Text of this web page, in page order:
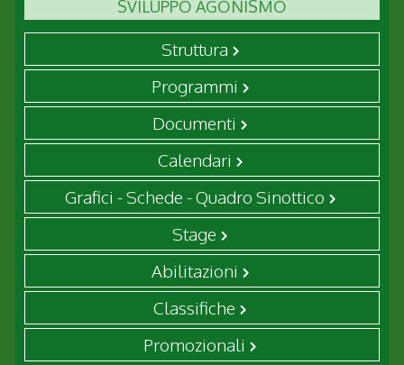
SVILUPPO AGONISMO
Struttura
Programmi
Documenti
Calendari
Grafici - Schede - Quadro Sinottico
Stage
Abilitazioni
Classifiche
Promozionali